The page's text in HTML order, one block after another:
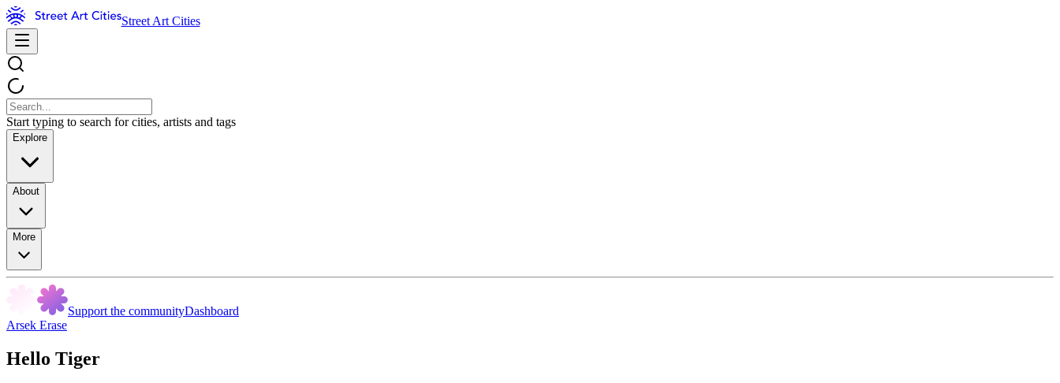
Street Art Cities
Start typing to search for cities, artists and tags
Explore
About
More
Support the communityDashboard
Arsek Erase
Hello Tiger